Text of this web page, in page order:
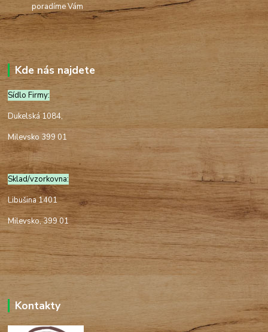
poradíme Vám
Kde nás najdete
Sídlo Firmy:
Dukelská 1084,
Milevsko 399 01
Sklad/vzorkovna:
Libušina 1401
Milevsko, 399 01
Kontakty